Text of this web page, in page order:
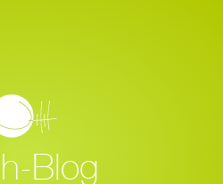
Blog